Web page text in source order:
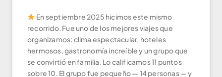
En septiembre 2025 hicimos este mismo
recorrido. Fue uno de los mejores viajes que
organizamos: clima espectacular, hoteles
hermosos, gastronomía increíble y un grupo que
se convirtió en familia. Lo calificamos 11 puntos
sobre 10. El grupo fue pequeño — 14 personas — y